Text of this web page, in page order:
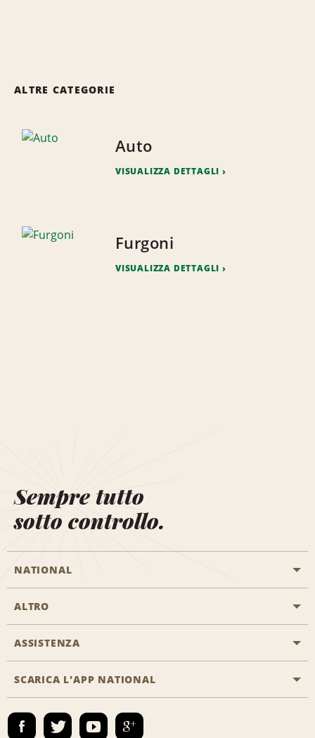
ALTRE CATEGORIE
Auto
VISUALIZZA DETTAGLI
Furgoni
VISUALIZZA DETTAGLI
Sempre tutto
sotto controllo.
NATIONAL
Inizia una prenotazione
Programmi business
Emerald Club Accedi
ALTRO
Offerte di lavoro
ASSISTENZA
Accessibilità
Contatti
SCARICA L'APP NATIONAL